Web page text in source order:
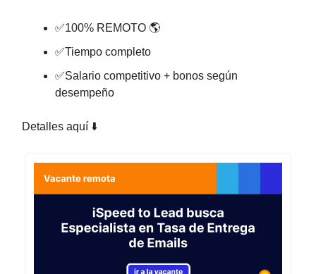
✅100% REMOTO 🌎
✅Tiempo completo
✅Salario competitivo + bonos según
desempeño
Detalles aquí ⬇️